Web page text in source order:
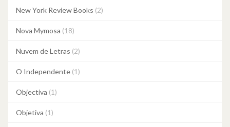
New York Review Books (2)
Nova Mymosa (18)
Nuvem de Letras (2)
O Independente (1)
Objectiva (1)
Objetiva (1)